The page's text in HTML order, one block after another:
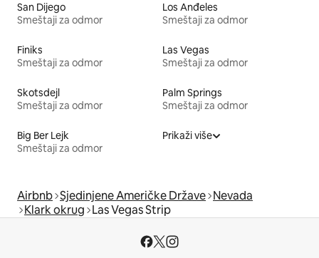
San Dijego
Smeštaji za odmor
Los Anđeles
Smeštaji za odmor
Finiks
Smeštaji za odmor
Las Vegas
Smeštaji za odmor
Skotsdejl
Smeštaji za odmor
Palm Springs
Smeštaji za odmor
Big Ber Lejk
Smeštaji za odmor
Prikaži više
Airbnb Sjedinjene Američke Države Nevada
Klark okrug Las Vegas Strip